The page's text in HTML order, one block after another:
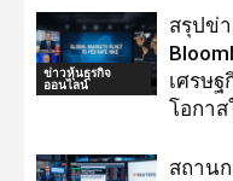
ข่าวหุ้นธุรกิจ
ออนไลน์
สรุปข่
เศรษ
โอกาส
สถาน